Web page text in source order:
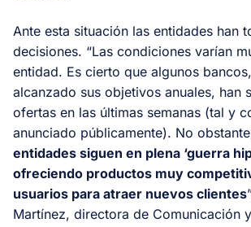
Ante esta situación las entidades han
decisiones. “Las condiciones varían
entidad. Es cierto que algunos
alcanzado sus objetivos anuales, han
ofertas en las últimas semanas (tal y
anunciado públicamente). No
entidades siguen en plena ‘guerra
ofreciendo productos muy
usuarios para atraer nuevos clientes
Martínez, directora de Comunicación